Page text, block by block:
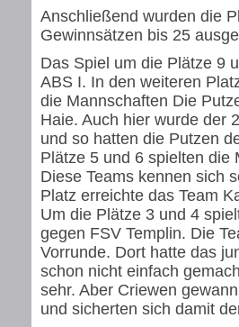
Anschließend wurden die
Gewinnsätzen bis 25
Das Spiel um die Plätze 9
ABS I. In den weiteren
die Mannschaften Die
Haie. Auch hier wurde der
und so hatten die Putzen
Plätze 5 und 6 spielten die
Diese Teams kennen sich
Platz erreichte das Team
Um die Plätze 3 und 4
gegen FSV Templin. Die
Vorrunde. Dort hatte das
schon nicht einfach
sehr. Aber Criewen
und sicherten sich damit